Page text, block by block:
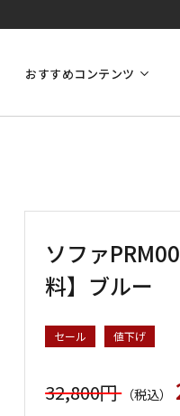
おすすめコンテンツ
ソファ
料】ブルー
セール 値下げ
32,800円（税込）